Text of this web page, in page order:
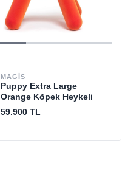
MAGIS
Puppy Extra Large
Orange Köpek Heykeli
59.900 TL